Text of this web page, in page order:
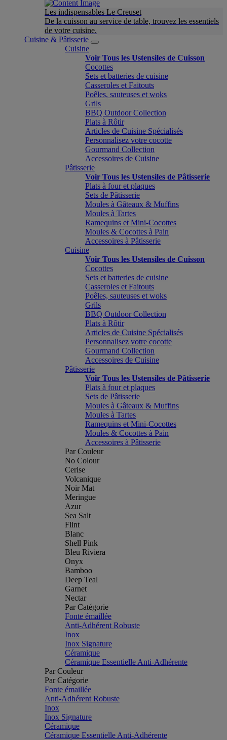
Les indispensables Le Creuset
De la cuisson au service de table, trouvez les essentiels
de votre cuisine.
Cuisine & Pâtisserie
Cuisine
Voir Tous les Ustensiles de Cuisson
Cocottes
Sets et batteries de cuisine
Casseroles et Faitouts
Poêles, sauteuses et woks
Grils
BBQ Outdoor Collection
Plats à Rôtir
Articles de Cuisine Spécialisés
Personnalisez votre cocotte
Gourmand Collection
Accessoires de Cuisine
Pâtisserie
Voir Tous les Ustensiles de Pâtisserie
Plats à four et plaques
Sets de Pâtisserie
Moules à Gâteaux & Muffins
Moules à Tartes
Ramequins et Mini-Cocottes
Moules & Cocottes à Pain
Accessoires à Pâtisserie
Cuisine
Voir Tous les Ustensiles de Cuisson
Cocottes
Sets et batteries de cuisine
Casseroles et Faitouts
Poêles, sauteuses et woks
Grils
BBQ Outdoor Collection
Plats à Rôtir
Articles de Cuisine Spécialisés
Personnalisez votre cocotte
Gourmand Collection
Accessoires de Cuisine
Pâtisserie
Voir Tous les Ustensiles de Pâtisserie
Plats à four et plaques
Sets de Pâtisserie
Moules à Gâteaux & Muffins
Moules à Tartes
Ramequins et Mini-Cocottes
Moules & Cocottes à Pain
Accessoires à Pâtisserie
Par Couleur
No Colour
Cerise
Volcanique
Noir Mat
Meringue
Azur
Sea Salt
Flint
Blanc
Shell Pink
Bleu Riviera
Onyx
Bamboo
Deep Teal
Garnet
Nectar
Par Catégorie
Fonte émaillée
Anti-Adhérent Robuste
Inox
Inox Signature
Céramique
Céramique Essentielle Anti-Adhérente
Par Couleur
Par Catégorie
Fonte émaillée
Anti-Adhérent Robuste
Inox
Inox Signature
Céramique
Céramique Essentielle Anti-Adhérente